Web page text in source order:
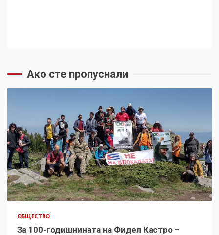
Ако сте пропуснали
ОБЩЕСТВО
За 100-годишнината на Фидел Кастро –